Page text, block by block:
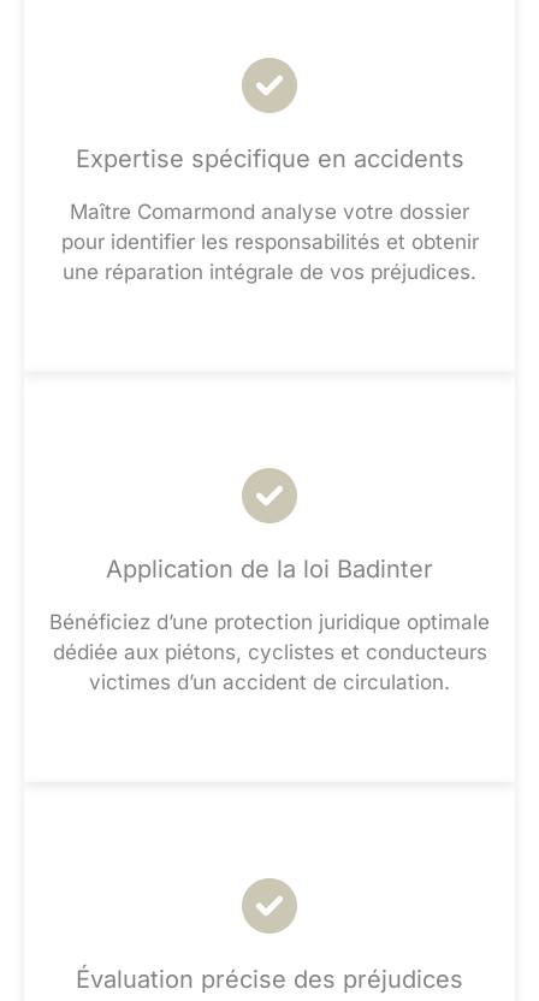
Expertise spécifique en accidents
Maître Comarmond analyse votre dossier
pour identifier les responsabilités et obtenir
une réparation intégrale de vos préjudices.
Application de la loi Badinter
Bénéficiez d’une protection juridique optimale
dédiée aux piétons, cyclistes et conducteurs
victimes d’un accident de circulation.
Évaluation précise des préjudices